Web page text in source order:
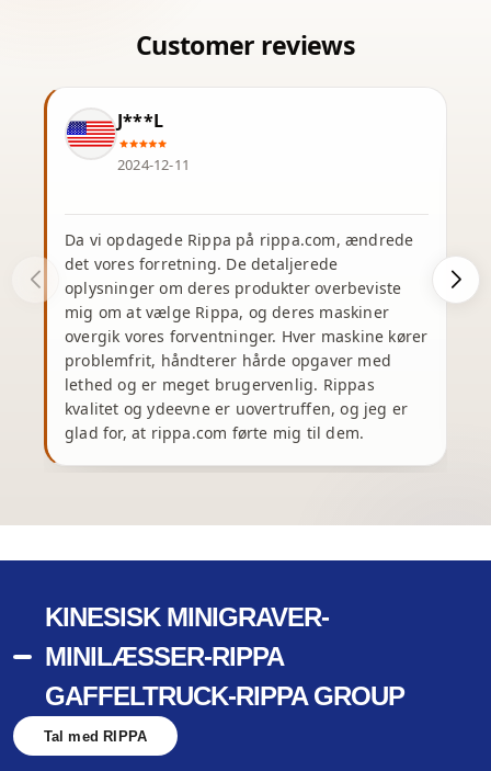
J***L
2024-12-11
Da vi opdagede Rippa på rippa.com, ændrede
det vores forretning. De detaljerede
oplysninger om deres produkter overbeviste
mig om at vælge Rippa, og deres maskiner
overgik vores forventninger. Hver maskine kører
problemfrit, håndterer hårde opgaver med
lethed og er meget brugervenlig. Rippas
kvalitet og ydeevne er uovertruffen, og jeg er
glad for, at rippa.com førte mig til dem.
KINESISK MINIGRAVER-
MINILÆSSER-RIPPA
GAFFELTRUCK-RIPPA GROUP
Tal med RIPPA